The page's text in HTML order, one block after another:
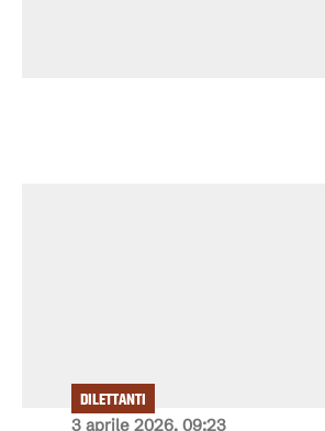
3 aprile 2026, 09:23
DILETTANTI